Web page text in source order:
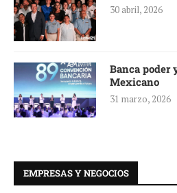
30 abril, 2026
Banca poder
Mexicano
31 marzo, 2026
EMPRESAS Y NEGOCIOS